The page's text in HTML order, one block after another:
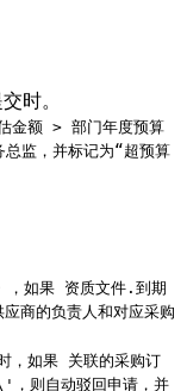
时。
金额 > 部门年度预算
总监，并标记为“超预算
，如果 资质文件.到期
商的负责人和对应采购
，如果 关联的采购订
则自动驳回申请，并